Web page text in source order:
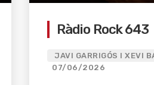
Ràdio Rock 643
JAVI GARRIGÓS I XEVI
07/06/2026